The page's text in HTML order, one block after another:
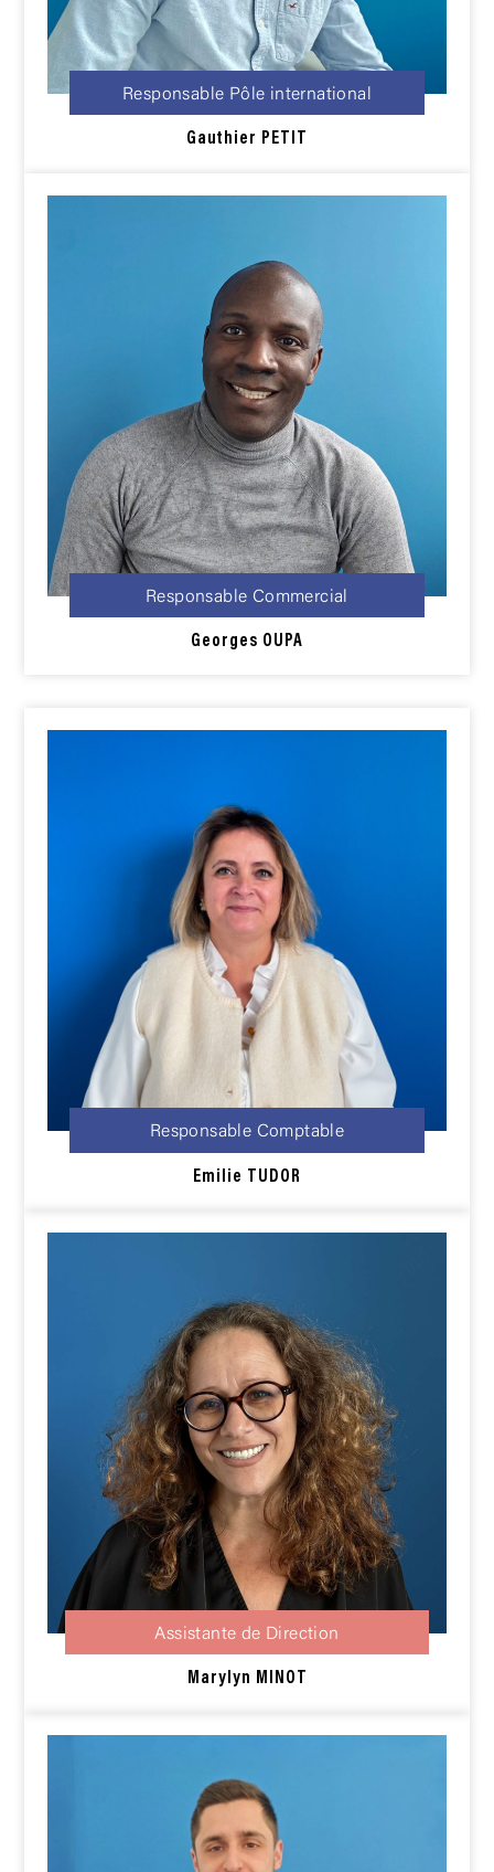
Responsable Pôle international
Gauthier PETIT
Responsable Commercial
Georges OUPA
Responsable Comptable
Emilie TUDOR
Assistante de Direction
Marylyn MINOT